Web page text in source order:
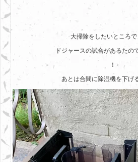
大掃除をしたいところ
ドジャースの試合があるたの
！
あとは合間に除湿機を下げ